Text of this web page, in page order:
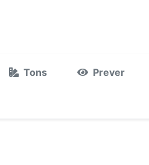
Tons Prever